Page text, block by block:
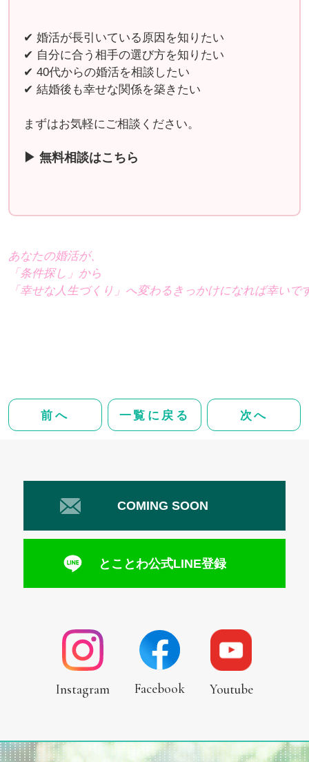
✔ 婚活が長引いている原因を知りたい
✔ 自分に合う相手の選び方を知りたい
✔ 40代からの婚活を相談したい
✔ 結婚後も幸せな関係を築きたい
まずはお気軽にご相談ください。
▶ 無料相談はこちら
あなたの婚活が、
「条件探し」から
「幸せな人生づくり」へ変わるきっかけになれば幸いで
前へ 一覧に戻る 次へ
COMING SOON
とことわ公式LINE登録
Instagram Facebook Youtube